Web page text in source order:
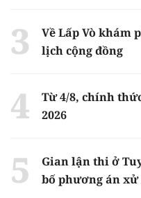
Về Lấp Vò khám
lịch cộng đồng
Từ 4/8, chính
2026
Gian lận thi ở
bố phương án xử